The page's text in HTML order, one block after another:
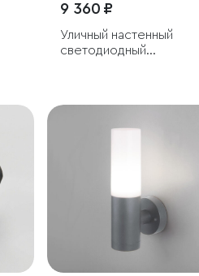
9 360 ₽
Уличный настенный
светодиодный